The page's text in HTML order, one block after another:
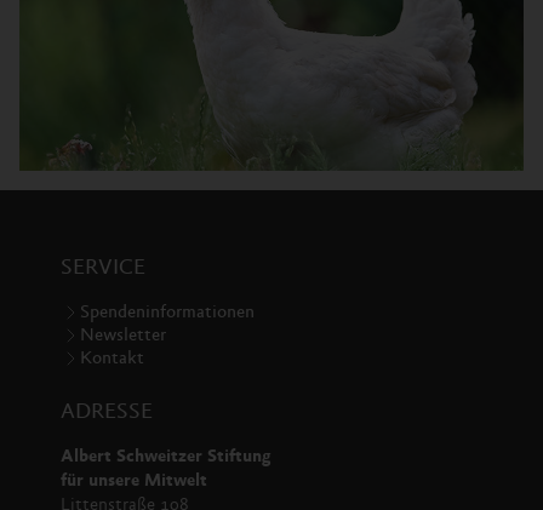
SERVICE
Spendeninformationen
Newsletter
Kontakt
ADRESSE
Albert Schweitzer Stiftung
für unsere Mitwelt
Littenstraße 108